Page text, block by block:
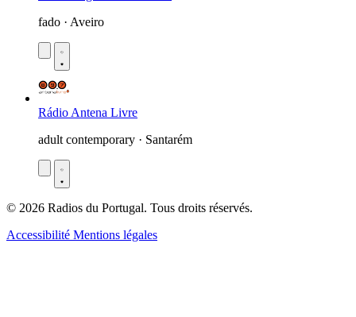
fado · Aveiro
Rádio Antena Livre
adult contemporary · Santarém
© 2026 Radios du Portugal. Tous droits réservés.
Accessibilité Mentions légales